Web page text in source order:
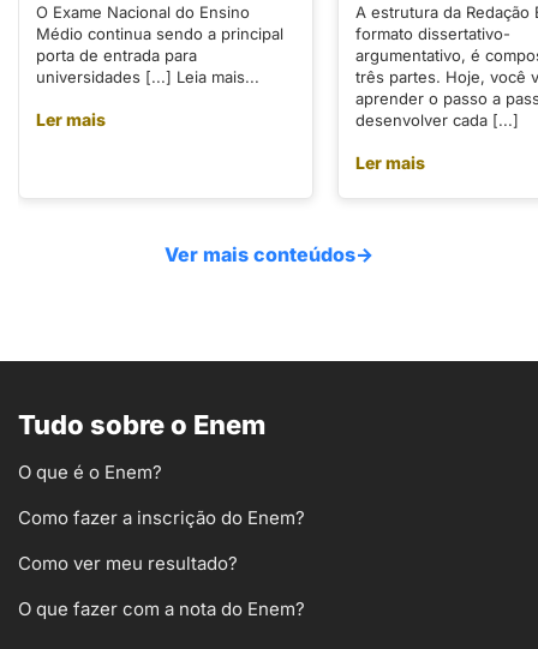
O Exame Nacional do Ensino
Médio continua sendo a principal
porta de entrada para
universidades [...] Leia mais...
Ler mais
A estrutura da Redação
formato dissertativo-
argumentativo, é
três partes. Hoje, você
aprender o passo a
desenvolver cada [...]
Ler mais
Ver mais conteúdos→
Tudo sobre o Enem
O que é o Enem?
Como fazer a inscrição do Enem?
Como ver meu resultado?
O que fazer com a nota do Enem?